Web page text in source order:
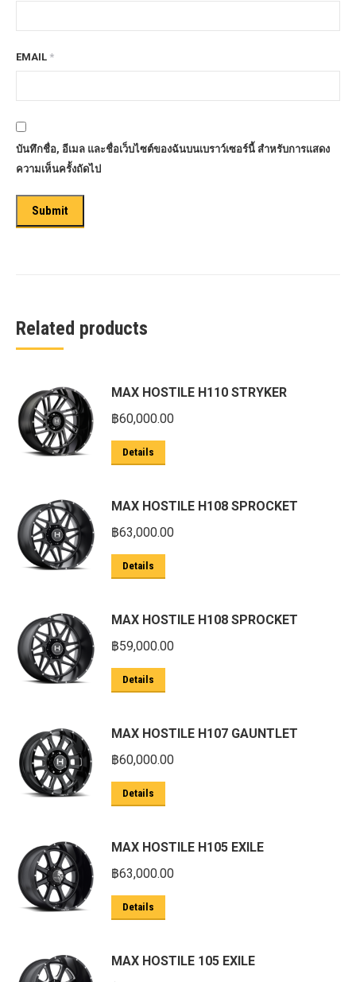
EMAIL *
บันทึกชื่อ, อีเมล และชื่อเว็บไซต์ของฉันบนเบราว์เซอร์นี้ สำหรับการแสดง
ความเห็นครั้งถัดไป
Related products
MAX HOSTILE H110 STRYKER
฿60,000.00
Details
MAX HOSTILE H108 SPROCKET
฿63,000.00
Details
MAX HOSTILE H108 SPROCKET
฿59,000.00
Details
MAX HOSTILE H107 GAUNTLET
฿60,000.00
Details
MAX HOSTILE H105 EXILE
฿63,000.00
Details
MAX HOSTILE 105 EXILE